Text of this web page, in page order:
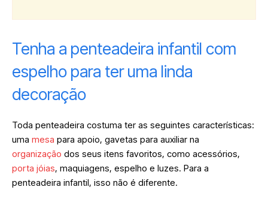
Tenha a penteadeira infantil com
espelho para ter uma linda
decoração
Toda penteadeira costuma ter as seguintes características:
uma mesa para apoio, gavetas para auxiliar na
organização dos seus itens favoritos, como acessórios,
porta jóias, maquiagens, espelho e luzes. Para a
penteadeira infantil, isso não é diferente.